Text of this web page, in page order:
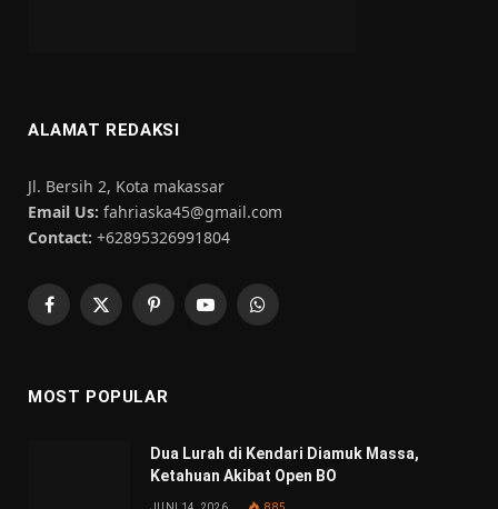
ALAMAT REDAKSI
Jl. Bersih 2, Kota makassar
Email Us: fahriaska45@gmail.com
Contact: +62895326991804
Facebook
X
PinterestYouTubeWhatsApp
MOST POPULAR
Dua Lurah di Kendari Diamuk Massa,
Ketahuan Akibat Open BO